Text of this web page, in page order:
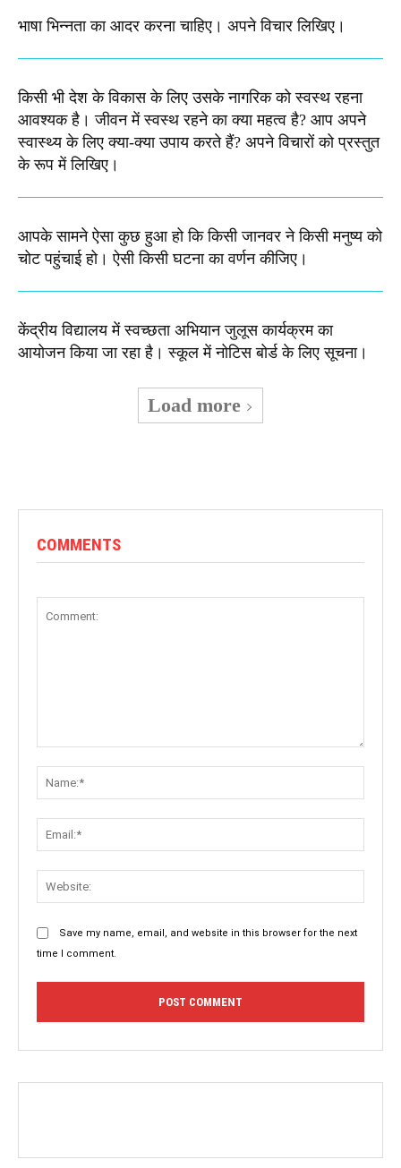
भाषा भिन्नता का आदर करना चाहिए। अपने विचार लिखिए।
किसी भी देश के विकास के लिए उसके नागरिक को स्वस्थ रहना
आवश्यक है। जीवन में स्वस्थ रहने का क्या महत्व है? आप अपने
स्वास्थ्य के लिए क्या-क्या उपाय करते हैं? अपने विचारों को प्रस्तुत
के रूप में लिखिए।
आपके सामने ऐसा कुछ हुआ हो कि किसी जानवर ने किसी मनुष्य को
चोट पहुंचाई हो। ऐसी किसी घटना का वर्णन कीजिए।
केंद्रीय विद्यालय में स्वच्छता अभियान जुलूस कार्यक्रम का
आयोजन किया जा रहा है। स्कूल में नोटिस बोर्ड के लिए सूचना।
Load more
COMMENTS
Save my name, email, and website in this browser for the next
time I comment.